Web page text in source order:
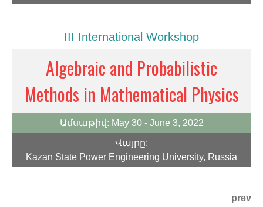
III International Workshop
Algebraic and Probabilistic
Methods in Mathematical Physics
Ամսաթիվ: May 30 - June 3, 2022
Վայրը:
Kazan State Power Engineering University, Russia
prev